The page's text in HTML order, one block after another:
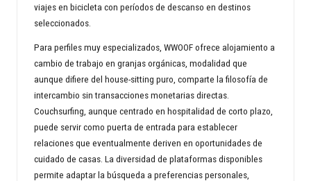
viajes en bicicleta con períodos de descanso en destinos
seleccionados.
Para perfiles muy especializados, WWOOF ofrece alojamiento a
cambio de trabajo en granjas orgánicas, modalidad que
aunque difiere del house-sitting puro, comparte la filosofía de
intercambio sin transacciones monetarias directas.
Couchsurfing, aunque centrado en hospitalidad de corto plazo,
puede servir como puerta de entrada para establecer
relaciones que eventualmente deriven en oportunidades de
cuidado de casas. La diversidad de plataformas disponibles
permite adaptar la búsqueda a preferencias personales,